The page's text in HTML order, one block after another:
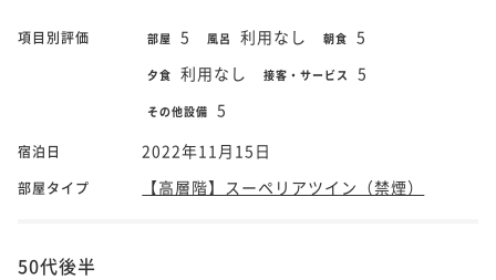
項目別評価 部屋 5 風呂 利用なし 朝食 5
夕食 利用なし 接客・サービス 5
その他設備 5
宿泊日 2022年11月15日
部屋タイプ 【高層階】スーペリアツイン（禁煙）
50代後半